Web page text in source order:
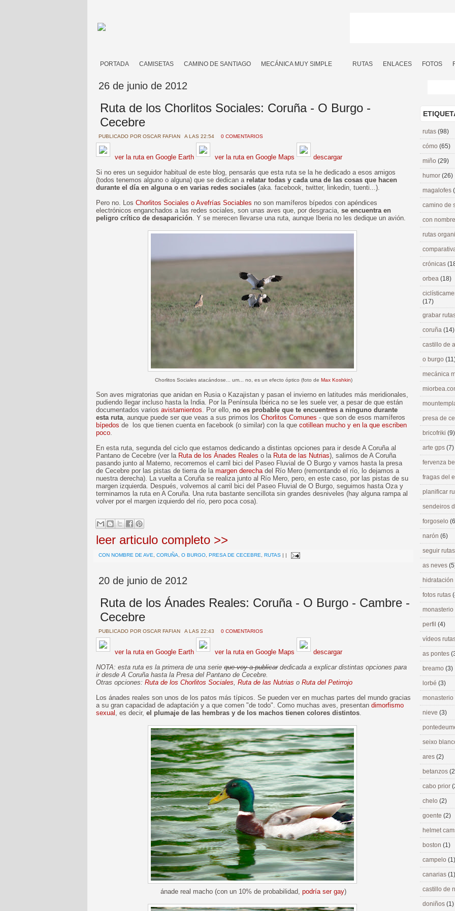
PORTADA CAMISETAS CAMINO DE SANTIAGO MECÁNICA MUY SIMPLE RUTAS ENLACES FOTOS
26 de junio de 2012
Ruta de los Chorlitos Sociales: Coruña - O Burgo -
Cecebre
PUBLICADO POR OSCAR FAFIAN A LAS 22:54 0 COMENTARIOS
ver la ruta en Google Earth ver la ruta en Google Maps
descargar
Si no eres un seguidor habitual de este blog, pensarás que esta ruta se la he dedicado a esos amigos
(todos tenemos alguno o alguna) que se dedican a relatar todas y cada una de las cosas que hacen
durante el día en alguna o en varias redes sociales (aka. facebook, twitter, linkedin, tuenti...).
Pero no. Los Chorlitos Sociales o Avefrías Sociables no son mamíferos bípedos con apéndices
electrónicos enganchados a las redes sociales, son unas aves que, por desgracia, se encuentra en
peligro crítico de desaparición. Y se merecen llevarse una ruta, aunque Iberia no les dedique un avión.
Chorlitos Sociales atacándose... um... no, es un efecto óptico (foto de Max Koshkin)
Son aves migratorias que anidan en Rusia o Kazajistan y pasan el invierno en latitudes más meridionales,
pudiendo llegar incluso hasta la India. Por la Península Ibérica no se les suele ver, a pesar de que están
documentados varios avistamientos. Por ello, no es probable que te encuentres a ninguno durante
esta ruta, aunque puede ser que veas a sus primos los Chorlitos Comunes - que son de esos mamíferos
bípedos de los que tienen cuenta en facebook (o similar) con la que cotillean mucho y en la que escriben
poco.
En esta ruta, segunda del ciclo que estamos dedicando a distintas opciones para ir desde A Coruña al
Pantano de Cecebre (ver la Ruta de los Ánades Reales o la Ruta de las Nutrias), salimos de A Coruña
pasando junto al Materno, recorremos el carril bici del Paseo Fluvial de O Burgo y vamos hasta la presa
de Cecebre por las pistas de tierra de la margen derechadel Río Mero (remontando el río, lo dejamos a
nuestra derecha). La vuelta a Coruña se realiza junto al Río Mero, pero, en este caso, por las pistas de su
margen izquierda. Después, volvemos al carril bici del Paseo Fluvial de O Burgo, seguimos hasta Oza y
terminamos la ruta en A Coruña. Una ruta bastante sencillota sin grandes desniveles (hay alguna rampa al
volver por el margen izquierdo del río, pero poca cosa).
leer articulo completo >>
CON NOMBRE DE AVE CORUÑA O BURGO PRESA DE CECEBRE RUTAS | |
20 de junio de 2012
Ruta de los Ánades Reales: Coruña - O Burgo - Cambre -
Cecebre
PUBLICADO POR OSCAR FAFIAN A LAS 22:43 0 COMENTARIOS
ver la ruta en Google Earth ver la ruta en Google Maps
descargar
NOTA: esta ruta es la primera de una serie que voy a publicardedicada a explicar distintas opciones para
ir desde A Coruña hasta la Presa del Pantano de Cecebre.
Otras opciones: Ruta de los Chorlitos Sociales Ruta de las Nutrias o Ruta del Petirrojo
Los ánades reales son unos de los patos más típicos. Se pueden ver en muchas partes del mundo gracias
a su gran capacidad de adaptación y a que comen "de todo". Como muchas aves, presentan dimorfismo
sexual , es decir, el plumaje de las hembras y de los machos tienen colores distintos
ánade real macho (con un 10% de probabilidad, podría ser gay)
rutas (98)
cómo (65)
miño (29)
humor (26)
magalofes
camino de
con
rutas
crónicas
orbea (18)
(17)
grabar
coruña (14)
castillo de
o burgo
mecánica
presa de
bricofriki (9)
arte gps (7)
fervenza
fragas del
planificar
sendeiros
forgoselo
narón (6)
seguir
as neves
hidratación
fotos rutas
perfil (4)
vídeos
as pontes
breamo (3)
lorbé (3)
nieve (3)
seixo
ares (2)
betanzos
cabo prior
chelo (2)
goente (2)
helmet
boston (1)
campelo (1)
canarias (1)
castillo de
doniños (1)